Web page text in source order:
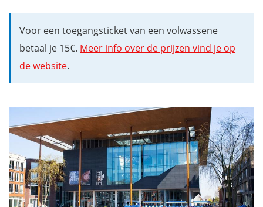
Voor een toegangsticket van een volwassene
betaal je 15€. Meer info over de prijzen vind je op
de website.